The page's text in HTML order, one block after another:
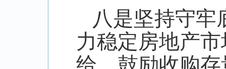
八是坚持守牢
力稳定房地产